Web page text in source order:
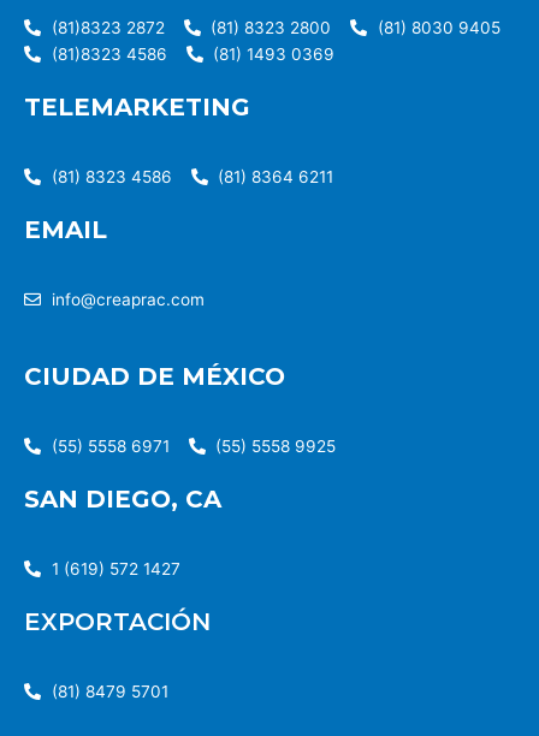
(81)8323 2872 (81) 8323 2800
(81) 8030 9405
(81)8323 4586
(81) 1493 0369
TELEMARKETING
(81) 8323 4586 (81) 8364 6211
EMAIL
info@creaprac.com
CIUDAD DE MÉXICO
(55) 5558 6971 (55) 5558 9925
SAN DIEGO, CA
1 (619) 572 1427
EXPORTACIÓN
(81) 8479 5701